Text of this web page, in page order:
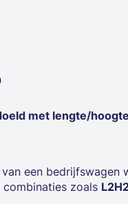
met lengte/
van een bedrijfswagen
combinaties zoals